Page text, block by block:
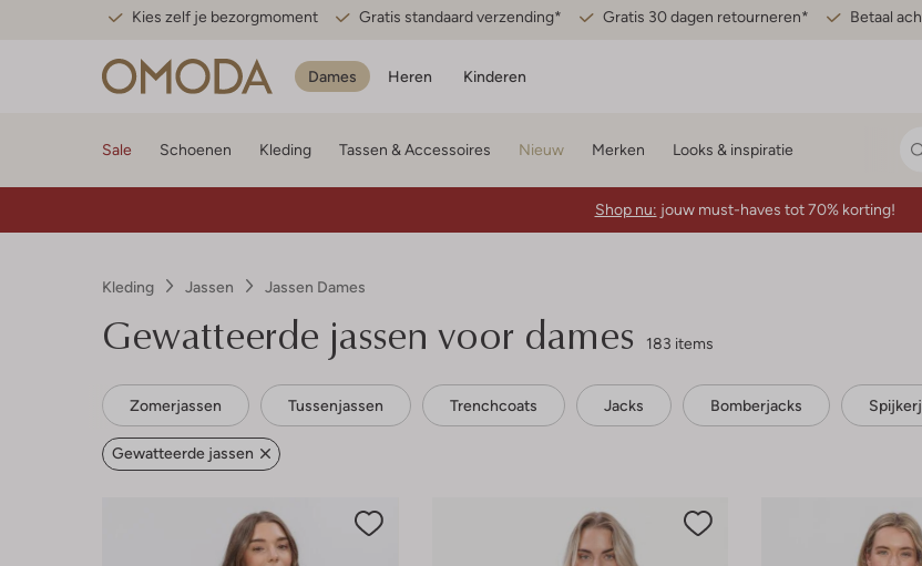
Kies zelf je bezorgmoment Gratis standaard verzending* Gratis 30 dagen retourneren* Betaal
Dames Heren Kinderen
Sale Schoenen Kleding Tassen & Accessoires Nieuw Merken Looks & inspiratie
Shop nu: jouw must-haves tot 70% korting!
Kleding Jassen Jassen Dames
Gewatteerde jassen voor dames 183 items
Zomerjassen Tussenjassen Trenchcoats Jacks Bomberjacks
Gewatteerde jassen